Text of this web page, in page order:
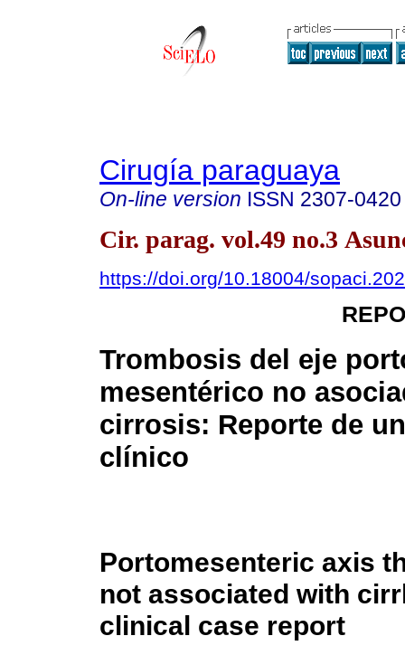
Cirugía paraguaya
On-line version ISSN 2307-0420
Cir. parag. vol.49 no.3
https://doi.org/10.18004/
Trombosis del eje
mesentérico no
cirrosis: Reporte de
clínico
Portomesenteric axis
not associated with
clinical case report